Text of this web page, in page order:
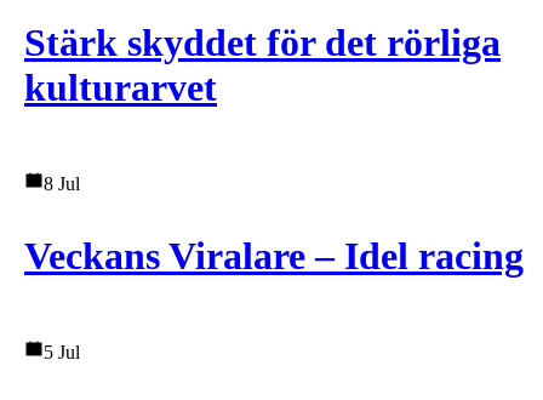
Stärk skyddet för det rörliga
kulturarvet
8 Jul
Veckans Viralare – Idel racing
5 Jul